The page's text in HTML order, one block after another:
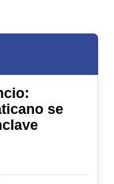
se